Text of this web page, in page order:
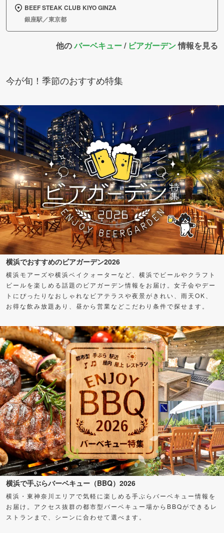
BEEF STEAK CLUB KIYO GINZA
銀座駅／東京都
他のバーベキュー/ ビアガーデン情報を見る
今が旬！季節のおすすめ特集
横浜でおすすめのビアガーデン2026
横浜モアーズや横浜ベイクォーターなど、横浜でビールやクラフト
ビールを楽しめる話題のビアガーデン情報をお届け。女子会やデー
トにぴったりなおしゃれなビアテラスや夜景がきれい、雨天OK、
お得な飲み放題あり、昼から営業などこだわり条件で探せます。
横浜で手ぶらバーベキュー（BBQ）2026
横浜・東神奈川エリアで気軽に楽しめる手ぶらバーベキュー情報を
お届け。アクセス抜群の都市型バーベキュー場からBBQができるレ
ストランまで、シーンに合わせて選べます。